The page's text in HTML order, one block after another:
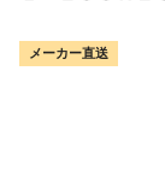
メーカー直送